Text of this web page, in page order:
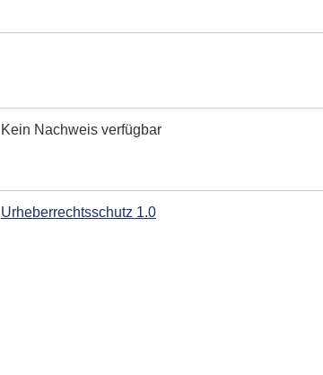
Kein Nachweis verfügbar
Urheberrechtsschutz 1.0